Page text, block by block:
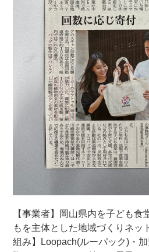
【事業者】岡山県内を子ども
もを主体とした地域づくりネッ
組み】Loopach(ルーパック)・